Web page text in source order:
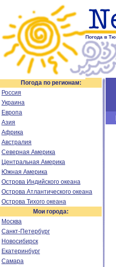
Погода в
Погода по регионам:
Россия
Украина
Европа
Азия
Африка
Австралия
Северная Америка
Центральная Америка
Южная Америка
Острова Индийского океана
Острова Атлантического океана
Острова Тихого океана
Мои города:
Москва
Санкт-Петербург
Новосибирск
Екатеринбург
Самара